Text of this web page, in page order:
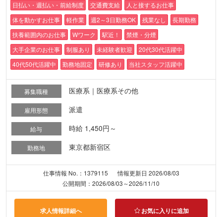
日払い・週払い・前給制度 交通費支給
人と接するお仕事
体を動かすお仕事
軽作業 週2～3日勤務OK 残業なし
長期勤務
扶養範囲内のお仕事
Wワーク 駅近！
禁煙・分煙
大手企業のお仕事
制服あり 未経験者歓迎
20代30代活躍中
40代50代活躍中
勤務地固定 研修あり 当社スタッフ活躍中
募集職種 医療系｜医療系その他
雇用形態 派遣
給与 時給 1,450円～
勤務地 東京都新宿区
仕事情報 No.：1379115
情報更新日 2026/08/03
公開期間：2026/08/03～2026/11/10
求人情報詳細へ お気に入りに追加